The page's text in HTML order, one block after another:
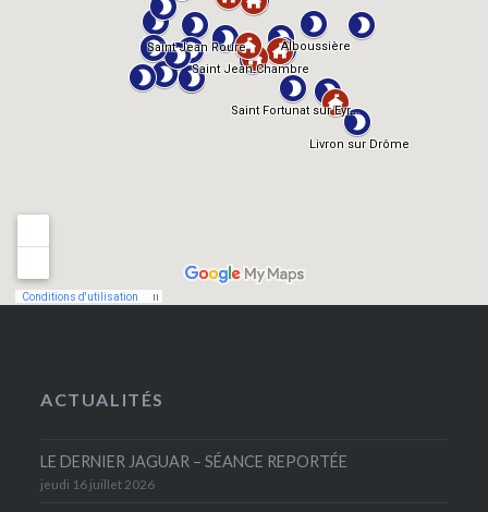
ACTUALITÉS
LE DERNIER JAGUAR – SÉANCE REPORTÉE
jeudi 16 juillet 2026